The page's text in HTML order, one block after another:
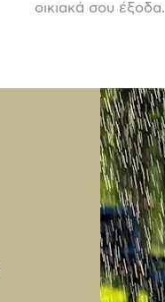
οικιακά σου έξοδα.